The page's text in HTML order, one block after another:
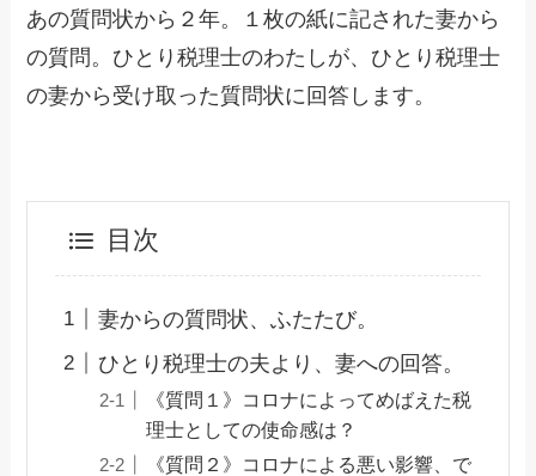
あの質問状から２年。１枚の紙に記された妻から
の質問。ひとり税理士のわたしが、ひとり税理士
の妻から受け取った質問状に回答します。
目次
妻からの質問状、ふたたび。
ひとり税理士の夫より、妻への回答。
《質問１》コロナによってめばえた税
理士としての使命感は？
《質問２》コロナによる悪い影響、で